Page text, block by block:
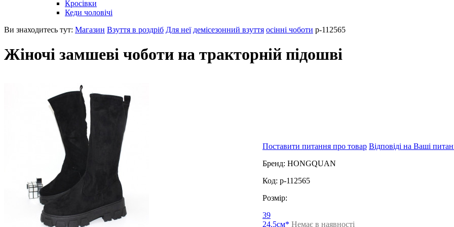
Кросівки
Кеди чоловічі
Ви знаходитесь тут: Магазин Взуття в роздріб Для неї демісезонний взуття осінні чоботи p-112565
Жіночі замшеві чоботи на тракторній підошві
Поставити питання про товар Відповіді на Ваші
Бренд: HONGQUAN
Код: p-112565
Розмір:
39
24.5см* Немає в наявності